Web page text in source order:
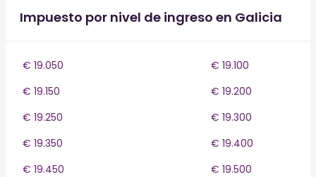
Impuesto por nivel de ingreso en Galicia
€ 19.050
€ 19.100
€ 19.150
€ 19.200
€ 19.250
€ 19.300
€ 19.350
€ 19.400
€ 19.450
€ 19.500